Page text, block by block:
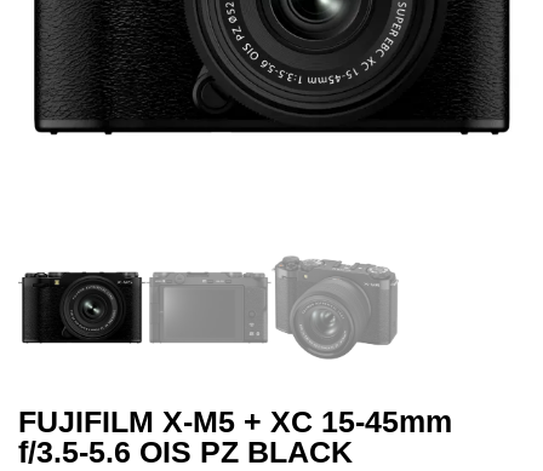
FUJIFILM X-M5 + XC 15-45mm
f/3.5-5.6 OIS PZ BLACK